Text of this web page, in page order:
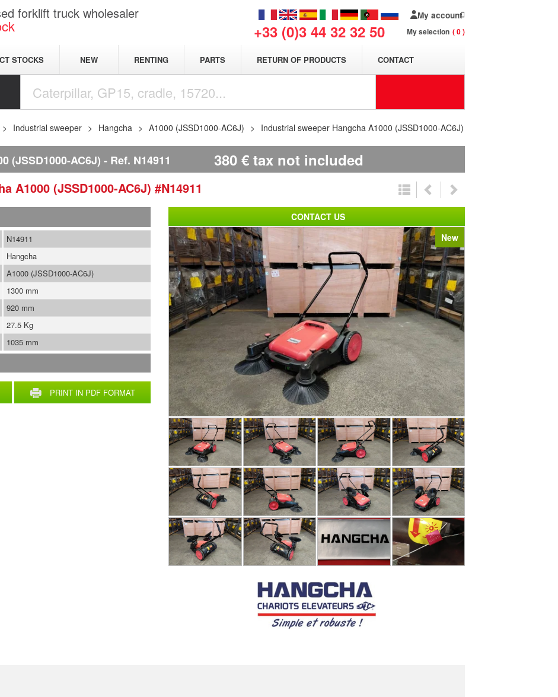
forklift truck wholesaler
+33 (0)3 44 32 32 50
My account
My selection 0
STOCKS NEW RENTING PARTS RETURN OF PRODUCTS CONTACT
Industrial sweeper Hangcha A1000 (JSSD1000-AC6J) Industrial sweeper Hangcha A1000 (JSSD1000-AC6J)
(JSSD1000-AC6J) Ref. N14911 380 € tax not included
A1000 (JSSD1000-AC6J) #N14911
New
PRINT IN PDF FORMAT
N14911
Hangcha
A1000 (JSSD1000-AC6J)
1300 mm
920 mm
27.5 Kg
1035 mm
CONTACT US